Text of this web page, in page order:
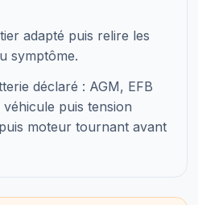
adapté puis relire les
symptôme.
déclaré : AGM, EFB
puis tension
moteur tournant avant